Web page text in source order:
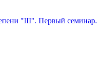
"III". Первый семинар.